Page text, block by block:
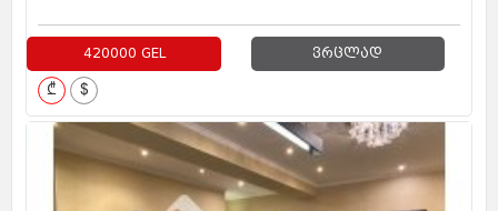
420000 GEL ვრცლად
₾ $